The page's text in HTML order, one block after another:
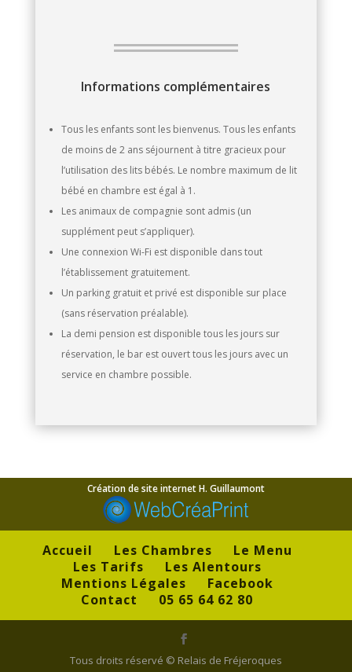
Informations complémentaires
Tous les enfants sont les bienvenus. Tous les enfants
de moins de 2 ans séjournent à titre gracieux pour
l’utilisation des lits bébés. Le nombre maximum de lit
bébé en chambre est égal à 1.
Les animaux de compagnie sont admis (un
supplément peut s’appliquer).
Une connexion Wi-Fi est disponible dans tout
l’établissement gratuitement.
Un parking gratuit et privé est disponible sur place
(sans réservation préalable).
La demi pension est disponible tous les jours sur
réservation, le bar est ouvert tous les jours avec un
service en chambre possible.
Création de site internetH. Guillaumont
Accueil Les Chambres
Le Menu
Les Tarifs
Les Alentours
Mentions Légales
Facebook
Contact
05 65 64 62 80
Tous droits réservé © Relais de Fréjeroques